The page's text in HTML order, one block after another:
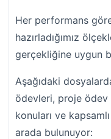
Her performans
hazırladığımız
gerçekliğine uygun
Aşağıdaki
ödevleri, proje ödev
konuları ve
arada bulunuyor: